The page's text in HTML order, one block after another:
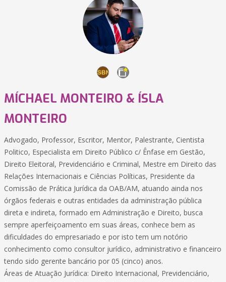
MÍCHAEL MONTEIRO & ÍSLA
MONTEIRO
Advogado, Professor, Escritor, Mentor, Palestrante, Cientista
Politico, Especialista em Direito Público c/ Ênfase em Gestão,
Direito Eleitoral, Previdenciário e Criminal, Mestre em Direito das
Relações Internacionais e Ciências Políticas, Presidente da
Comissão de Prática Jurídica da OAB/AM, atuando ainda nos
órgãos federais e outras entidades da administração pública
direta e indireta, formado em Administração e Direito, busca
sempre aperfeiçoamento em suas áreas, conhece bem as
dificuldades do empresariado e por isto tem um notório
conhecimento como consultor jurídico, administrativo e financeiro
tendo sido gerente bancário por 05 (cinco) anos.
Áreas de Atuação Jurídica: Direito Internacional, Previdenciário,